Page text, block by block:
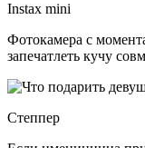
Instax mini
Фотокамера с
запечатлеть кучу
Степпер